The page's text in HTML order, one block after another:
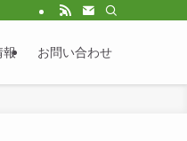
報 お問い合わせ